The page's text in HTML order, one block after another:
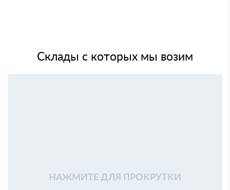
Склады с которых мы возим
НАЖМИТЕ ДЛЯ ПРОКРУТКИ